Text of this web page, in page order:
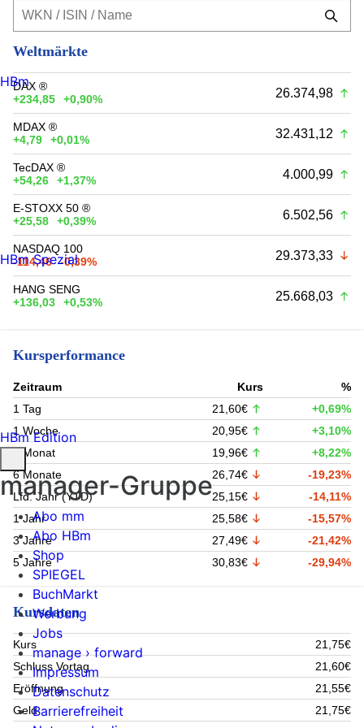
Weltmärkte
DAX ®
+234,85
+0,90% 26.374,98
MDAX ®
+4,79
+0,01% 32.431,12
TecDAX ®
+54,26
+1,37% 4.000,99
E-STOXX 50 ®
+25,58
+0,39% 6.502,56
NASDAQ 100
-114,46
-0,39% 29.373,33
HANG SENG
+136,03
+0,53% 25.668,03
Kursperformance
Zeitraum Kurs
%
1 Tag
21,60€
+0,69%
1 Woche
20,95€
+3,10%
1 Monat
19,96€
+8,22%
6 Monate
26,74€
-19,23%
Lfd. Jahr (YTD)
25,15€
-14,11%
1 Jahr
25,58€
-15,57%
3 Jahre
27,49€
-21,42%
5 Jahre
30,83€ -29,94%
Kursdaten
Kurs
21,75€
Schluss Vortag
21,60€
Eröffnung
21,55€
Geld
21,75€
HBm
HBm Spezial
HBm Edition
manager-Gruppe
Abo mm
Abo HBm
Shop
SPIEGEL
BuchMarkt
Werbung
Jobs
manage › forward
Impressum
Datenschutz
Barrierefreiheit